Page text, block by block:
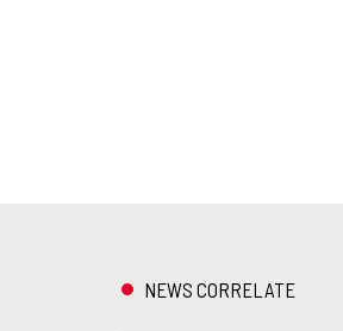
NEWS CORRELATE